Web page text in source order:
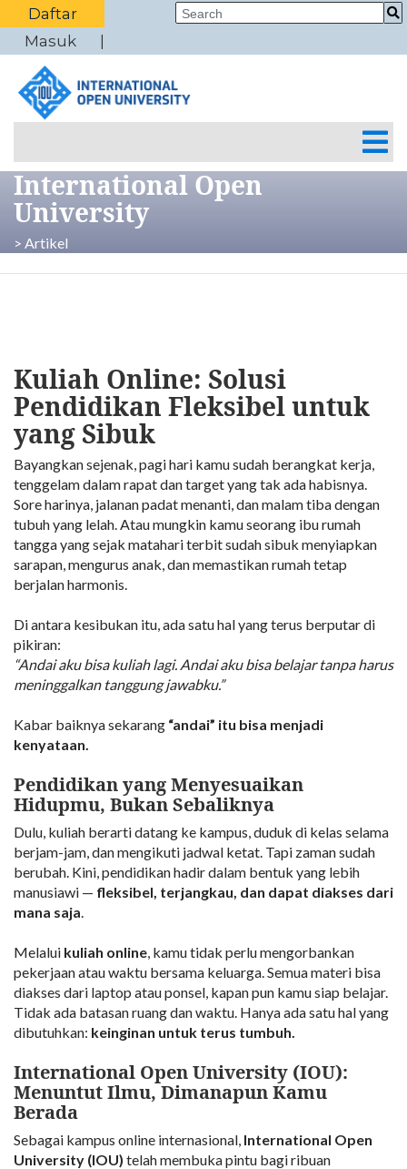
Daftar
Masuk
International Open
University
> Artikel
Kuliah Online: Solusi
Pendidikan Fleksibel untuk
yang Sibuk
Bayangkan sejenak, pagi hari kamu sudah berangkat kerja,
tenggelam dalam rapat dan target yang tak ada habisnya.
Sore harinya, jalanan padat menanti, dan malam tiba dengan
tubuh yang lelah. Atau mungkin kamu seorang ibu rumah
tangga yang sejak matahari terbit sudah sibuk menyiapkan
sarapan, mengurus anak, dan memastikan rumah tetap
berjalan harmonis.
Di antara kesibukan itu, ada satu hal yang terus berputar di
pikiran:
“Andai aku bisa kuliah lagi. Andai aku bisa belajar tanpa harus
meninggalkan tanggung jawabku.”
Kabar baiknya sekarang “andai” itu bisa menjadi
kenyataan.
Pendidikan yang Menyesuaikan
Hidupmu, Bukan Sebaliknya
Dulu, kuliah berarti datang ke kampus, duduk di kelas selama
berjam-jam, dan mengikuti jadwal ketat. Tapi zaman sudah
berubah. Kini, pendidikan hadir dalam bentuk yang lebih
manusiawi — fleksibel, terjangkau, dan dapat diakses dari
mana saja
Melalui kuliah online , kamu tidak perlu mengorbankan
pekerjaan atau waktu bersama keluarga. Semua materi bisa
diakses dari laptop atau ponsel, kapan pun kamu siap belajar.
Tidak ada batasan ruang dan waktu. Hanya ada satu hal yang
dibutuhkan: keinginan untuk terus tumbuh.
International Open University (IOU):
Menuntut Ilmu, Dimanapun Kamu
Berada
Sebagai kampus online internasional, International Open
University (IOU) telah membuka pintu bagi ribuan